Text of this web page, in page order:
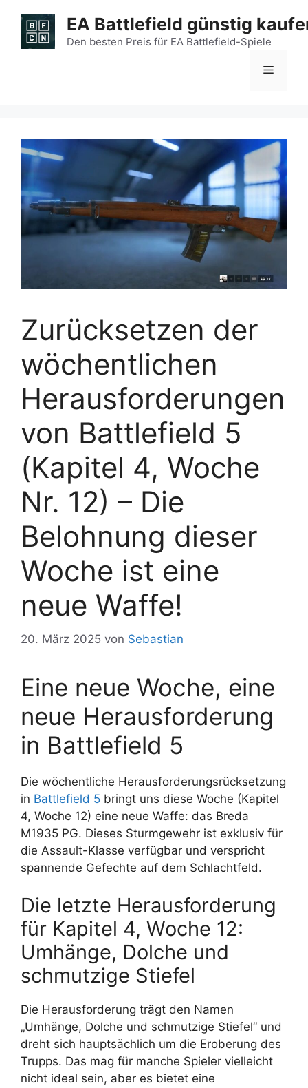
Inhalt
springen
EA Battlefield günstig
Den besten Preis für EA Battlefield-Spiele
Menü
Zurücksetzen der
wöchentlichen
Herausforderungen
von Battlefield 5
(Kapitel 4, Woche
Nr. 12) – Die
Belohnung dieser
Woche ist eine
neue Waffe!
20. März 2025 von Sebastian
Eine neue Woche, eine
neue Herausforderung
in Battlefield 5
Die wöchentliche Herausforderungsrücksetzung
in Battlefield 5 bringt uns diese Woche (Kapitel
4, Woche 12) eine neue Waffe: das Breda
M1935 PG. Dieses Sturmgewehr ist exklusiv für
die Assault-Klasse verfügbar und verspricht
spannende Gefechte auf dem Schlachtfeld.
Die letzte Herausforderung
für Kapitel 4, Woche 12:
Umhänge, Dolche und
schmutzige Stiefel
Die Herausforderung trägt den Namen
„Umhänge, Dolche und schmutzige Stiefel“ und
dreht sich hauptsächlich um die Eroberung des
Trupps. Das mag für manche Spieler vielleicht
nicht ideal sein, aber es bietet eine